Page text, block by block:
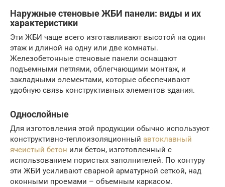
Наружные стеновые ЖБИ панели: виды и их
характеристики
Эти ЖБИ чаще всего изготавливают высотой на один
этаж и длиной на одну или две комнаты.
Железобетонные стеновые панели оснащают
подъемными петлями, облегчающими монтаж, и
закладными элементами, которые обеспечивают
удобную связь конструктивных элементов здания.
Однослойные
Для изготовления этой продукции обычно используют
конструктивно-теплоизоляционный автоклавный
ячеистый бетон или бетон, изготовленный с
использованием пористых заполнителей. По контуру
эти ЖБИ усиливают сварной арматурной сеткой, над
оконными проемами – объемным каркасом.